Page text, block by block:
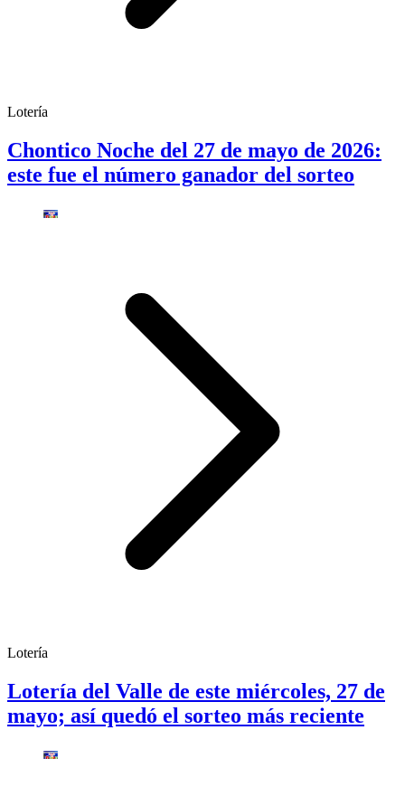
Lotería
Chontico Noche del 27 de mayo de 2026:
este fue el número ganador del sorteo
Lotería
Lotería del Valle de este miércoles, 27 de
mayo; así quedó el sorteo más reciente